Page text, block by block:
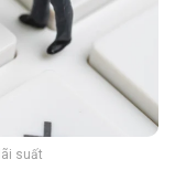
suất